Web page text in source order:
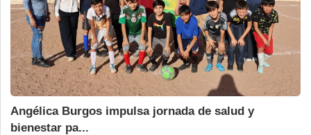
Angélica Burgos impulsa jornada de salud y
bienestar pa...